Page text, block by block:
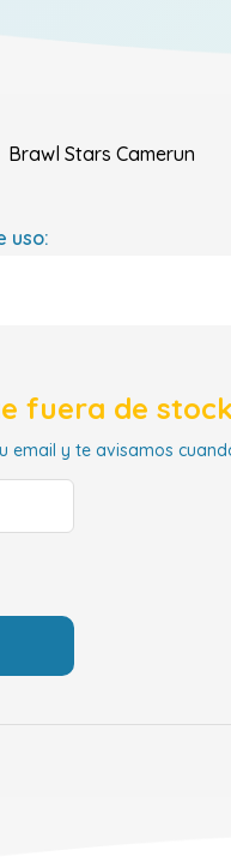
Brawl Stars Camerun
uso:
fuera de
email y te avisamos